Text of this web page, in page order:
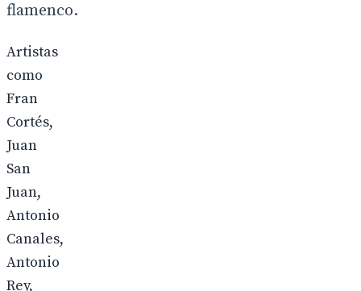
flamenco.
Artistas
como
Fran
Cortés,
Juan
San
Juan,
Antonio
Canales,
Antonio
Rey,